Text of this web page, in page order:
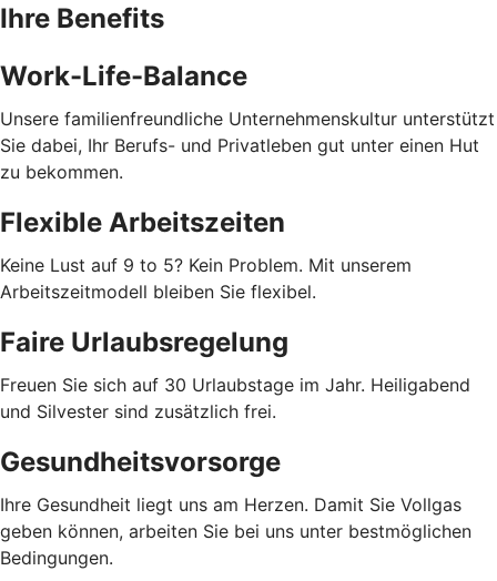
Ihre Benefits
Work-Life-Balance
Unsere familienfreundliche Unternehmenskultur unterstützt
Sie dabei, Ihr Berufs- und Privatleben gut unter einen Hut
zu bekommen.
Flexible Arbeitszeiten
Keine Lust auf 9 to 5? Kein Problem. Mit unserem
Arbeitszeitmodell bleiben Sie flexibel.
Faire Urlaubsregelung
Freuen Sie sich auf 30 Urlaubstage im Jahr. Heiligabend
und Silvester sind zusätzlich frei.
Gesundheitsvorsorge
Ihre Gesundheit liegt uns am Herzen. Damit Sie Vollgas
geben können, arbeiten Sie bei uns unter bestmöglichen
Bedingungen.